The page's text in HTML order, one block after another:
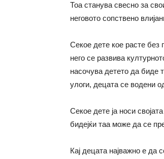
Тоа станува свесно за
неговото сопствено
Секое дете кое расте без
него се развива
насочува детето да биде
улоги, децата се водени
Секое дете ја носи
бидејќи таа може да се
Кај децата најважно е да